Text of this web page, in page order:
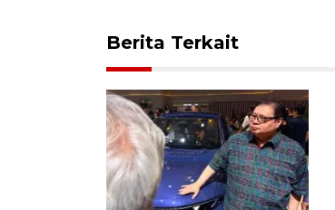
Berita Terkait